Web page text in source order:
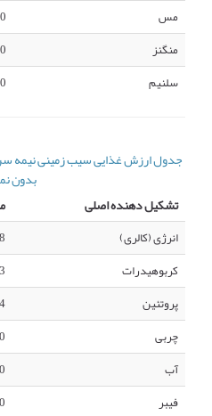
جدول ارزش غذایی سیب زمینی نیمه
بدون
تشکیل دهنده اصلی
انرژی (کالری)
کربوهیدرات
پروتئین
چربی
آب
فیبر
مس
منگنز
سلنیم